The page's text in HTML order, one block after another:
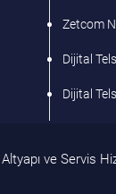
Zetcom
Dijital
Dijital
ve Servis